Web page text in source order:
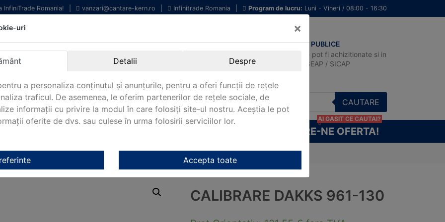
InfiniTrade Romania! vanzari@cantare-kern.ro Infinitrade Romania Program de lucru: Luni - Vineri / 08:00 - 16:30
profesionale
laborator.
Internationala.
Oriunde in Romania.
ACHIZITII PUBLICE
Produsele pot fi achizitionate si in
sistemul SEAP / SICAP
CAUTARE
CERE-NE OFERTA!
AI GASIT CE CAUTAI?
961-130
CALIBRARE DAKKS 961-130
uri ×
Detalii Despre
a personaliza conținutul și anunțurile, pentru a oferi funcții de rețele
traficul. De asemenea, le oferim partenerilor de rețele sociale, de
informații cu privire la modul în care folosiți site-ul nostru. Aceștia le pot
oferite de dvs. sau culese în urma folosirii serviciilor lor.
Accepta toate